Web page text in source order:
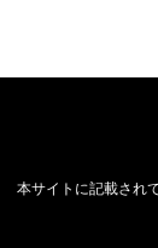
本サイトに記載され